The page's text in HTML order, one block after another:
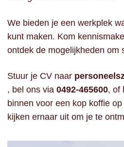
We bieden je een werkplek
kunt maken. Kom
ontdek de mogelijkheden om
Stuur je CV naar
, bel ons via0492-465600, of
binnen voor een kop koffie
kijken ernaar uit om je te